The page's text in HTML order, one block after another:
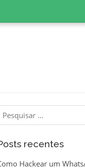
por:
recentes
Hackear um